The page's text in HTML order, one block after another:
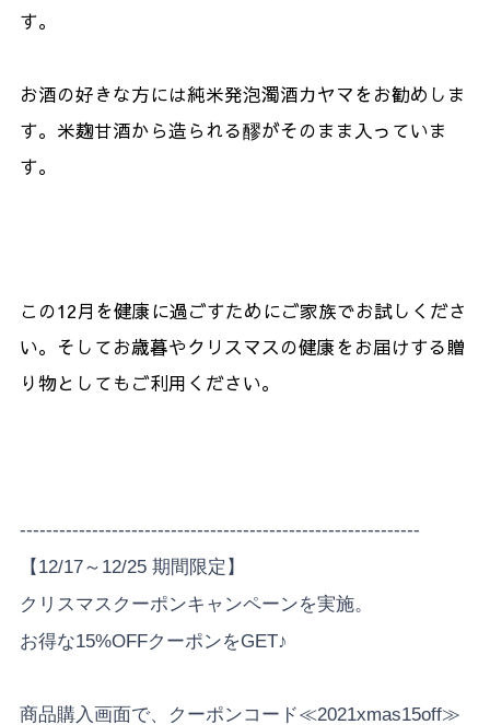
す。
お酒の好きな方には純米発泡濁酒カヤマをお勧めしま
す。米麹甘酒から造られる醪がそのまま入っていま
す。
この12月を健康に過ごすためにご家族でお試しくださ
い。そしてお歳暮やクリスマスの健康をお届けする贈
り物としてもご利用ください。
-------------------------------------------------------------
【12/17～12/25 期間限定】
クリスマスクーポンキャンペーンを実施。
お得な15%OFFクーポンをGET♪
商品購入画面で、クーポンコード≪2021xmas15off≫